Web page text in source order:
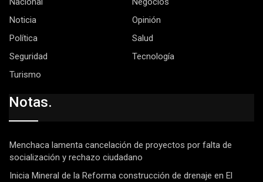
Noticia
Opinión
Política
Salud
Seguridad
Tecnología
Turismo
Notas.
Menchaca lamenta cancelación de proyectos por falta de
socialización y rechazo ciudadano
Inicia Mineral de la Reforma construcción de drenaje en El